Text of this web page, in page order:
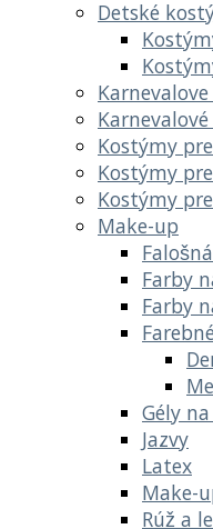
Detské
Kostýmy
Kostýmy
Kostýmy
Make-up
Farby
Farby
Gély
Jazvy
Latex
Make-
Rúž a